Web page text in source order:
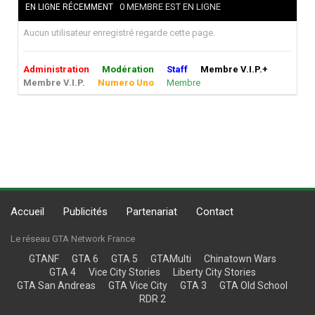
EN LIGNE RÉCEMMENT 0 MEMBRE EST EN LIGNE
Aucun utilisateur enregistré regarde cette page.
Administration Modération Staff
Membre V.I.P.+
Membre V.I.P.
Numero Uno Membre
Accueil Publicités Partenariat Contact
Le réseau GTA Network France
GTANF GTA 6 GTA 5 GTAMulti
Chinatown Wars
GTA 4
Vice City Stories
Liberty City Stories
GTA San Andreas
GTA Vice City GTA 3
GTA Old School
RDR 2